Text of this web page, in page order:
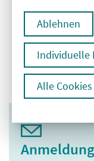
Ablehnen
Individuelle
Alle
Zurück zur